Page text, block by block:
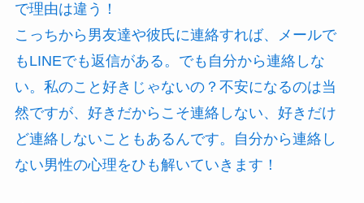
で理由は違う！
こっちから男友達や彼氏に連絡すれば、メールで
もLINEでも返信がある。でも自分から連絡しな
い。私のこと好きじゃないの？不安になるのは当
然ですが、好きだからこそ連絡しない、好きだけ
ど連絡しないこともあるんです。自分から連絡し
ない男性の心理をひも解いていきます！